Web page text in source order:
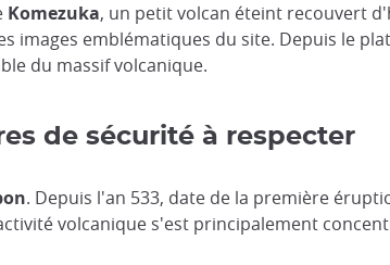
Komezuka, un petit volcan éteint recouvert
images emblématiques du site. Depuis le
du massif volcanique.
de sécurité à respecter
. Depuis l'an 533, date de la première
volcanique s'est principalement